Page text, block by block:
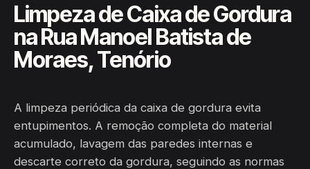
Limpeza de Caixa de Gordura
na Rua Manoel Batista de
Moraes, Tenório
A limpeza periódica da caixa de gordura evita
entupimentos. A remoção completa do material
acumulado, lavagem das paredes internas e
descarte correto da gordura, seguindo as normas